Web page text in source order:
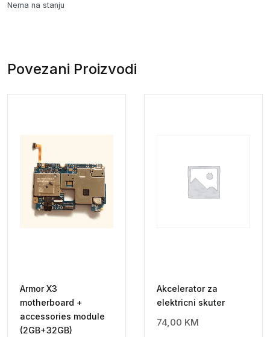
Nema na stanju
Povezani Proizvodi
Armor X3
motherboard +
accessories module
(2GB+32GB)
Akcelerator za
elektricni skuter
74,00 KM